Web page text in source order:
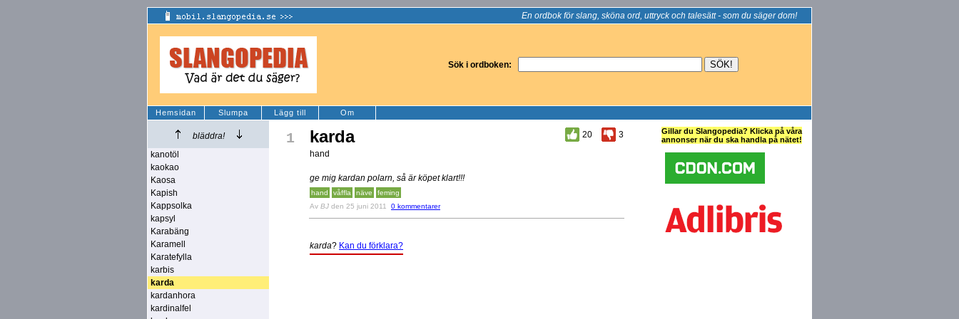
En ordbok för slang, sköna ord, uttryck och talesätt - som du säger dom!
Sök i ordboken:
Hemsidan Slumpa Lägg till Om
bläddra!
kanotöl
kaokao
Kaosa
Kapish
Kappsolka
kapsyl
Karabäng
Karamell
Karatefylla
karbis
karda
kardanhora
kardinalfel
1 karda 20
3
hand
ge mig kardan polarn, så är köpet klart!!!
hand våffla näve
feming
Av BJ den 25 juni 2011 0 kommentarer
karda? Kan du förklara?
Gillar du Slangopedia? Klicka på våra
annonser när du ska handla på nätet!